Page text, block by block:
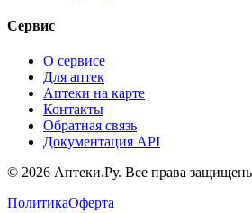
Сервис
О сервисе
Для аптек
Аптеки на карте
Контакты
Обратная связь
Документация API
© 2026 Аптеки.Ру. Все права
ПолитикаОферта